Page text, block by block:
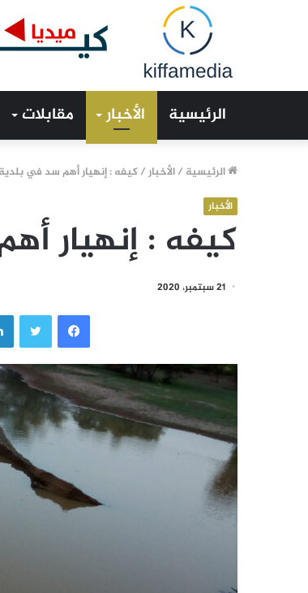
الرئيسية الأخبار مقابلات
الرئيسية /الأخبار/كيفه : إنهيار أهم سد في
الأخبار
كيفه : إنهيار
21 سبتمبر، 2020
فيسبوك